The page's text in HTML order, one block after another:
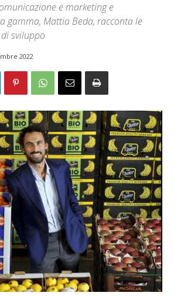
e marketing e
gamma, Mattia Beda, racconta le
sviluppo
2022